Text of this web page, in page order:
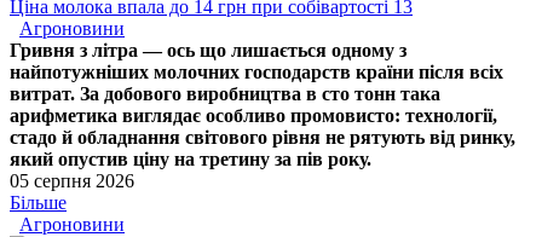
Ціна молока впала до 14 грн при собівартості 13
Агроновини
Гривня з літра — ось що лишається одному з
найпотужніших молочних господарств країни після всіх
витрат. За добового виробництва в сто тонн така
арифметика виглядає особливо промовисто: технології,
стадо й обладнання світового рівня не рятують від ринку,
який опустив ціну на третину за пів року.
05 серпня 2026
Більше
Агроновини